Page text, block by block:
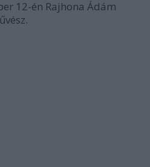
12-én Rajhona Ádám